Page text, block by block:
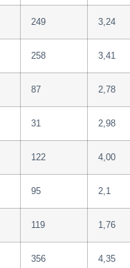
249 3,24
258 3,41
87 2,78
31 2,98
122 4,00
95 2,1
119 1,76
356 4,35